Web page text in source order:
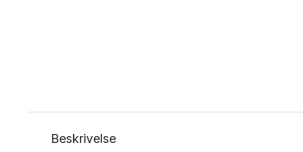
Beskrivelse